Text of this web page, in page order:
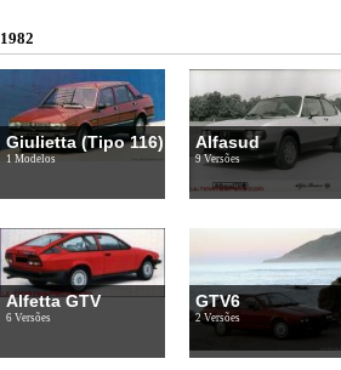
1982
Giulietta (Tipo 116)
1 Modelos
Alfasud
9 Versões
Alfetta GTV
6 Versões
GTV6
2 Versões